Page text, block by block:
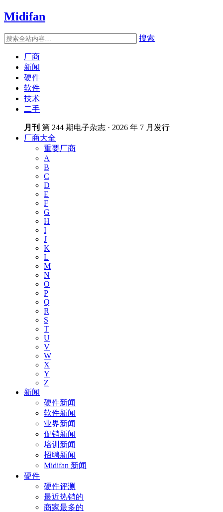
Midifan
搜索
厂商
新闻
硬件
软件
技术
二手
月刊 第 244 期电子杂志 · 2026 年 7 月发行
厂商大全
重要厂商
A
B
C
D
E
F
G
H
I
J
K
L
M
N
O
P
Q
R
S
T
U
V
W
X
Y
Z
新闻
硬件新闻
软件新闻
业界新闻
促销新闻
培训新闻
招聘新闻
Midifan 新闻
硬件
硬件评测
最近热销的
商家最多的